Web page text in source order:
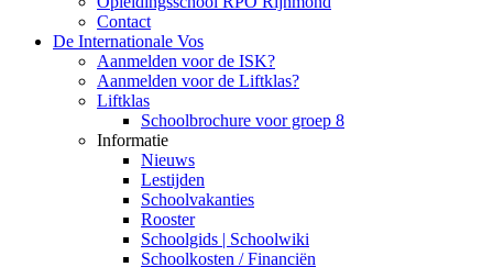
Contact
De Internationale Vos
Aanmelden voor de ISK?
Aanmelden voor de Liftklas?
Liftklas
Schoolbrochure voor groep 8
Informatie
Nieuws
Lestijden
Schoolvakanties
Rooster
Schoolgids | Schoolwiki
Schoolkosten / Financiën